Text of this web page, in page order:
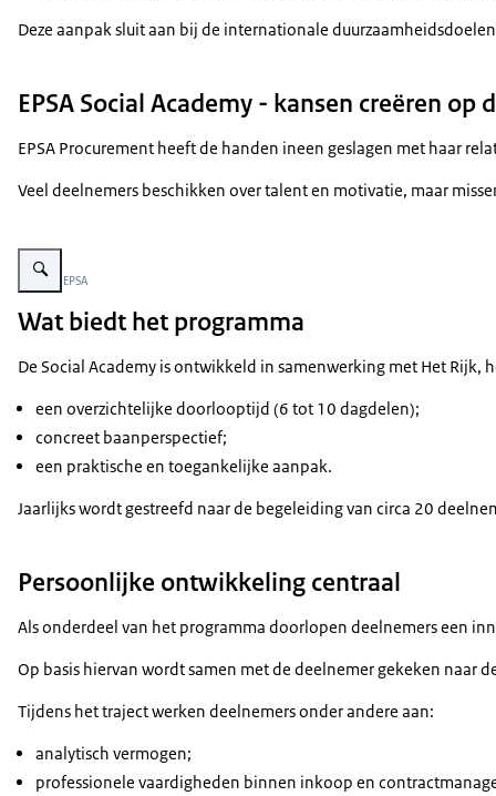
Deze aanpak sluit aan bij de internationale
EPSA Social Academy - kansen creëren op
EPSA Procurement heeft de handen ineen geslagen met haar
Veel deelnemers beschikken over talent en motivatie, maar
Vergroot afbeelding presentatie tijdens social academy
Beeld: © EPSA
Wat biedt het programma
De Social Academy is ontwikkeld in samenwerking met Het Rijk,
een overzichtelijke doorlooptijd (6 tot 10 dagdelen);
concreet baanperspectief;
een praktische en toegankelijke aanpak.
Jaarlijks wordt gestreefd naar de begeleiding van circa 20
Persoonlijke ontwikkeling centraal
Als onderdeel van het programma doorlopen deelnemers een
Op basis hiervan wordt samen met de deelnemer gekeken naar
Tijdens het traject werken deelnemers onder andere aan:
analytisch vermogen;
professionele vaardigheden binnen inkoop en